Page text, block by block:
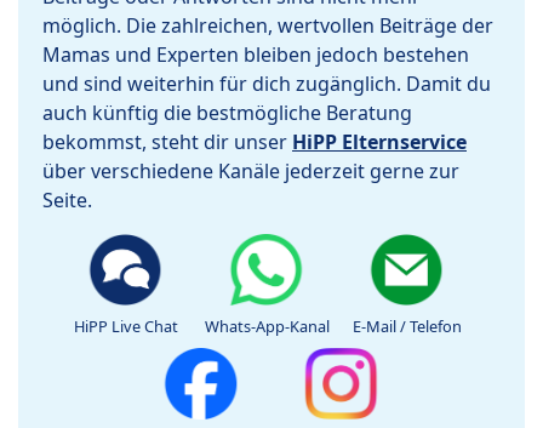
möglich. Die zahlreichen, wertvollen Beiträge der
Mamas und Experten bleiben jedoch bestehen
und sind weiterhin für dich zugänglich. Damit du
auch künftig die bestmögliche Beratung
bekommst, steht dir unser HiPP Elternservice
über verschiedene Kanäle jederzeit gerne zur
Seite.
HiPP Live Chat Whats-App-Kanal E-Mail / Telefon